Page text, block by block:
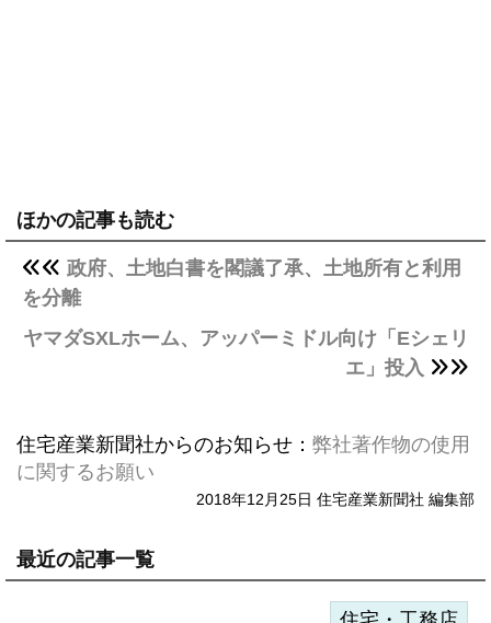
ほかの記事も読む
政府、土地白書を閣議了承、土地所有と利用
を分離
ヤマダSXLホーム、アッパーミドル向け「Eシェリ
エ」投入
住宅産業新聞社からのお知らせ： 弊社著作物の使用
に関するお願い
2018年12月25日 住宅産業新聞社 編集部
最近の記事一覧